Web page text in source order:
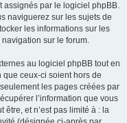
assignés par le logiciel phpBB.
naviguerez sur les sujets de
les informations sur les
sur le forum.
au logiciel phpBB tout en
ceux-ci soient hors de
les pages créées par
l’information que vous
et n’est pas limité à : la